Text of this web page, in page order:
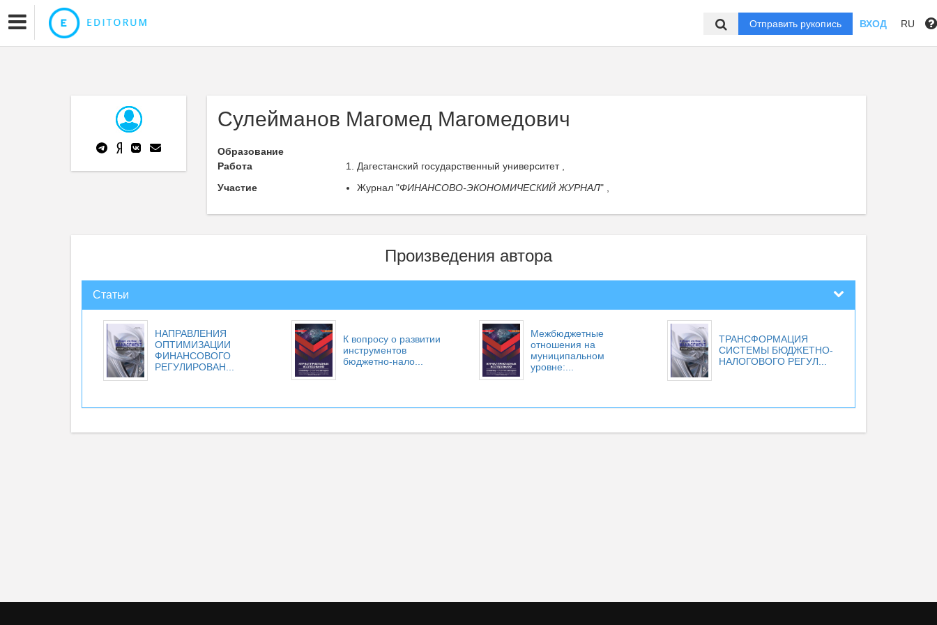
Отправить рукопись ВХОД RU
Сулейманов Магомед Магомедович
Образование
Работа
Дагестанский государственный университет ,
Участие
Журнал "ФИНАНСОВО-ЭКОНОМИЧЕСКИЙ ЖУРНАЛ" ,
Произведения автора
Статьи
НАПРАВЛЕНИЯ
ОПТИМИЗАЦИИ
ФИНАНСОВОГО
РЕГУЛИРОВАН...
К вопросу о развитии
инструментов
бюджетно-нало...
Межбюджетные
отношения на
муниципальном
уровне:...
ТРАНСФОРМАЦИЯ
СИСТЕМЫ БЮДЖЕТНО-
НАЛОГОВОГО РЕГУЛ...